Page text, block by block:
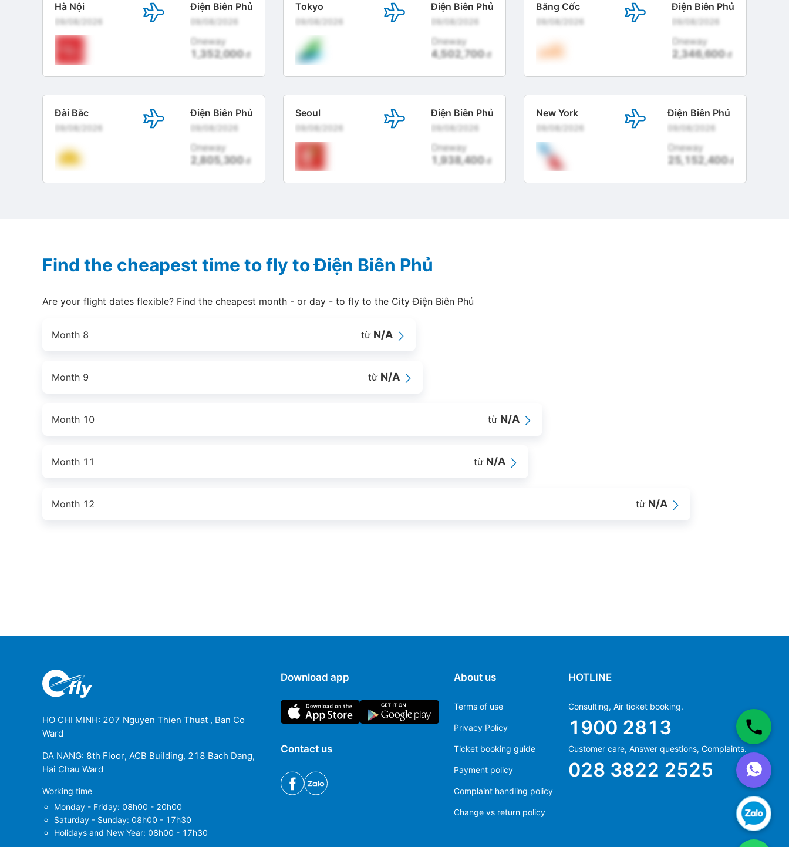
Hà Nội
09/08/2026
Điện Biên Phủ
09/08/2026
Oneway
1,352,000đ
Tokyo
09/08/2026
Điện Biên Phủ
09/08/2026
Oneway
4,502,700đ
Băng Cốc
09/08/2026
Điện Biên Phủ
09/08/2026
Oneway
2,346,600đ
Đài Bắc
09/08/2026
Điện Biên Phủ
09/08/2026
Oneway
2,805,300đ
Seoul
09/08/2026
Điện Biên Phủ
09/08/2026
Oneway
1,938,400đ
New York
09/08/2026
Điện Biên Phủ
09/08/2026
Oneway
25,152,400đ
Find the cheapest time to fly to Điện Biên Phủ
Are your flight dates flexible? Find the cheapest month - or day - to fly to the City Điện Biên Phủ
Month 8 từ N/A
Month 9 từ N/A
Month 10 từ N/A
Month 11 từ N/A
Month 12 từ N/A
HO CHI MINH: 207 Nguyen Thien Thuat , Ban Co
Ward
DA NANG: 8th Floor, ACB Building, 218 Bach Dang,
Hai Chau Ward
Working time
Monday - Friday: 08h00 - 20h00
Saturday - Sunday: 08h00 - 17h30
Holidays and New Year: 08h00 - 17h30
Download app
Contact us
About us
Terms of use
Privacy Policy
Ticket booking guide
Payment policy
Complaint handling policy
Change vs return policy
HOTLINE
Consulting, Air ticket booking.
1900 2813
Customer care, Answer questions, Complaints.
028 3822 2525
(+84) 70 854 1213